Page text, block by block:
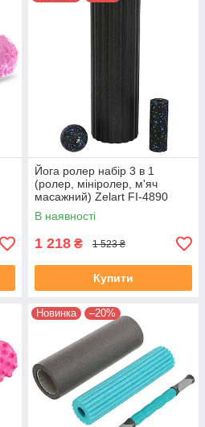
Йога ролер набір 3 в 1
(ролер, мініролер, м'яч
масажний) Zelart FI-4890
чорний-синій
В наявності
1 218 ₴ 1 523 ₴
Купити
Новинка –20%